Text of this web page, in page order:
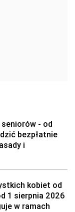
- od
bezpłatnie
i
kobiet od
1 sierpnia 2026
w ramach